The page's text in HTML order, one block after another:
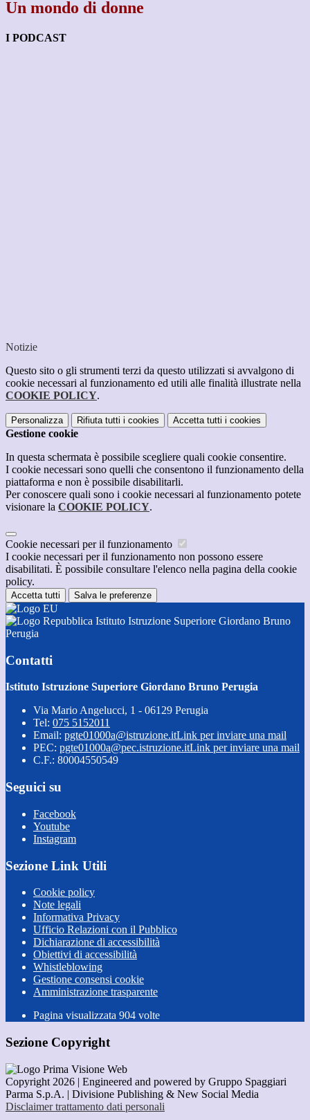
Un mondo di donne
I PODCAST
Notizie
Questo sito o gli strumenti terzi da questo utilizzati si avvalgono di
cookie necessari al funzionamento ed utili alle finalità illustrate nella
COOKIE POLICY.
Personalizza Rifiuta tutti i cookies Accetta tutti i cookies
Gestione cookie
In questa schermata è possibile scegliere quali cookie consentire.
I cookie necessari sono quelli che consentono il funzionamento della
piattaforma e non è possibile disabilitarli.
Per conoscere quali sono i cookie necessari al funzionamento potete
visionare la COOKIE POLICY.
Cookie necessari per il funzionamento
I cookie necessari per il funzionamento non possono essere
disabilitati. È possibile consultare l'elenco nella pagina della cookie
policy.
Accetta tutti Salva le preferenze
Istituto Istruzione Superiore Giordano Bruno
Perugia
Contatti
Istituto Istruzione Superiore Giordano Bruno Perugia
Via Mario Angelucci, 1 - 06129 Perugia
Tel: 075 5152011
Email: pgte01000a@istruzione.itLink per inviare una mail
PEC: pgte01000a@pec.istruzione.itLink per inviare una mail
C.F.: 80004550549
Seguici su
Facebook
Youtube
Instagram
Sezione Link Utili
Cookie policy
Note legali
Informativa Privacy
Ufficio Relazioni con il Pubblico
Dichiarazione di accessibilità
Obiettivi di accessibilità
Whistleblowing
Gestione consensi cookie
Amministrazione trasparente
Pagina visualizzata 904 volte
Sezione Copyright
Copyright 2026 | Engineered and powered by Gruppo Spaggiari
Parma S.p.A. | Divisione Publishing & New Social Media
Disclaimer trattamento dati personali